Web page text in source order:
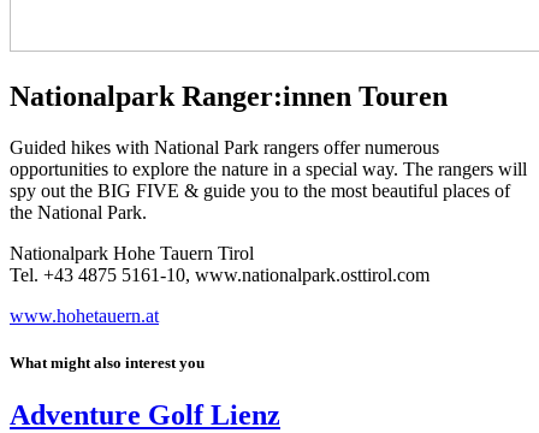
Nationalpark Ranger:innen Touren
Guided hikes with National Park rangers offer numerous
opportunities to explore the nature in a special way. The rangers will
spy out the BIG FIVE & guide you to the most beautiful places of
the National Park.
Nationalpark Hohe Tauern Tirol
Tel. +43 4875 5161-10, www.nationalpark.osttirol.com
www.hohetauern.at
What might also interest you
Adventure Golf Lienz